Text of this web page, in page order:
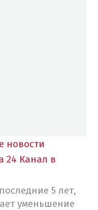
новости
24 Канал в
5 лет,
уменьшение